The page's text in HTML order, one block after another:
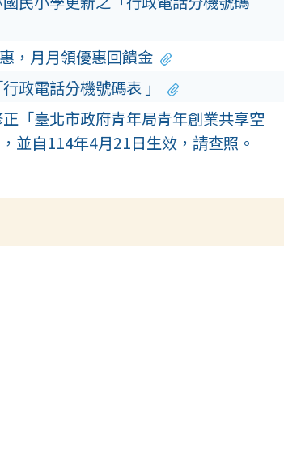
，月月領優惠回饋金
政電話分機號碼表 」
「臺北市政府青年局青年創業共享空
並自114年4月21日生效，請查照。